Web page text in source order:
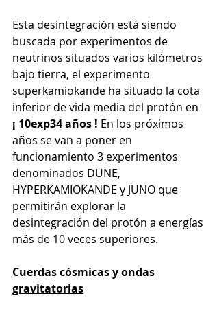
Esta desintegración está siendo
buscada por experimentos de
neutrinos situados varios kilómetros
bajo tierra, el experimento
superkamiokande ha situado la cota
inferior de vida media del protón en
¡ 10exp34 años ! En los próximos
años se van a poner en
funcionamiento 3 experimentos
denominados DUNE,
HYPERKAMIOKANDE y JUNO que
permitirán explorar la
desintegración del protón a energías
más de 10 veces superiores.
Cuerdas cósmicas y ondas
gravitatorias